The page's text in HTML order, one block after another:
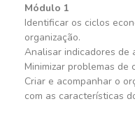
Módulo 1
Identificar os ciclos
organização.
Analisar indicadores de
Minimizar problemas de
Criar e acompanhar o
com as características